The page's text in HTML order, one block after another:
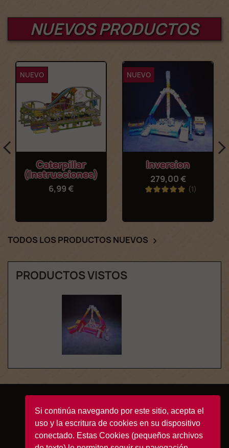
Si continúa navegando por este sitio, acepta el
uso y la escritura de cookies en su dispositivo
conectado. Estas Cookies (pequeños archivos
NUEVOS PRODUCTOS
Caterpillar
(instrucciones)
6,99 €
NUEVO
Inversion
279,00 €
(1)
NUEVO
TODOS LOS PRODUCTOS NUEVOS 
PRODUCTOS VISTOS
FacebookYouTubeInstagram
TikTok